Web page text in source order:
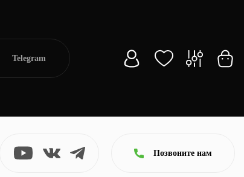
Telegram
Позвоните нам